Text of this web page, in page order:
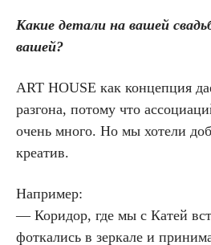
Какие детали на вашей
вашей?
ART HOUSE как концепция
разгона, потому что
очень много. Но мы хотели
креатив.
Например:
— Коридор, где мы с Катей
фоткались в зеркале и